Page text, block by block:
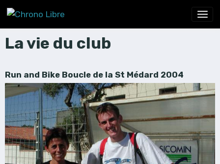
La vie du club
Run and Bike Boucle de la St Médard 2004